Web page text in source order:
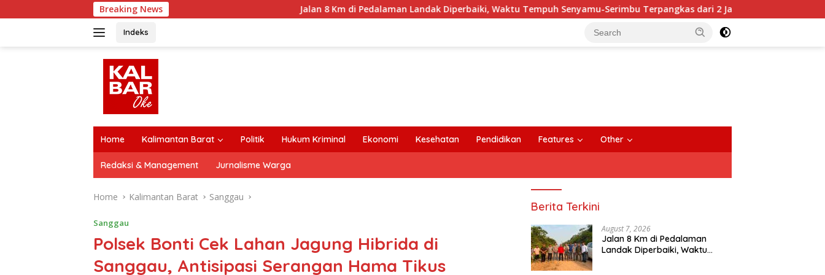
to
Breaking News Jalan 8 Km di Pedalaman Landak Diperbaiki, Waktu Tempuh Senyamu-Serimbu Terpangkas dari 2 Jam Jadi 20 Menit
Indeks
Home Kalimantan Barat Politik Hukum Kriminal Ekonomi Kesehatan Pendidikan Features Other
Redaksi & Management Jurnalisme Warga
Home Kalimantan Barat Sanggau
Sanggau
Polsek Bonti Cek Lahan Jagung Hibrida di
Sanggau, Antisipasi Serangan Hama Tikus
Berita Terkini
August 7, 2026
Jalan 8 Km di Pedalaman
Landak Diperbaiki, Waktu